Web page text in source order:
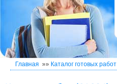
Главная »» Каталог готовых работ